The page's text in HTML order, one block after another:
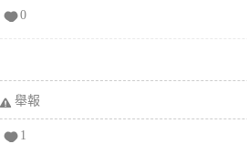
0
舉報
1